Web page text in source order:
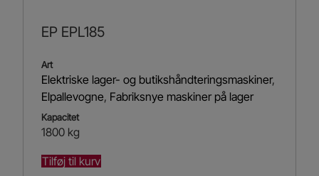
EP EPL185
Art
Elektriske lager- og butikshåndteringsmaskiner,
Elpallevogne, Fabriksnye maskiner på lager
Kapacitet
1800 kg
Tilføj til kurv